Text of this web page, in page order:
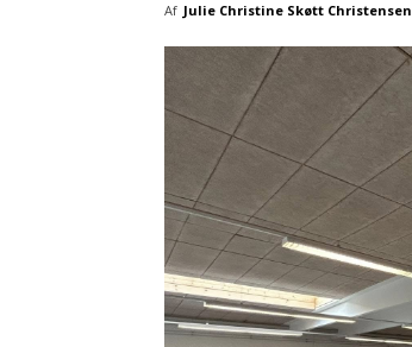
Af Julie Christine Skøtt Christensen